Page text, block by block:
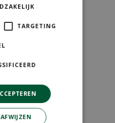
09:00 - 18:00
09:00 - 18:00
09:00 - 18:00
09:00 - 17:00
TARGETING